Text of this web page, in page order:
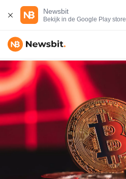
Newsbit
Bekijk in de Google Play store